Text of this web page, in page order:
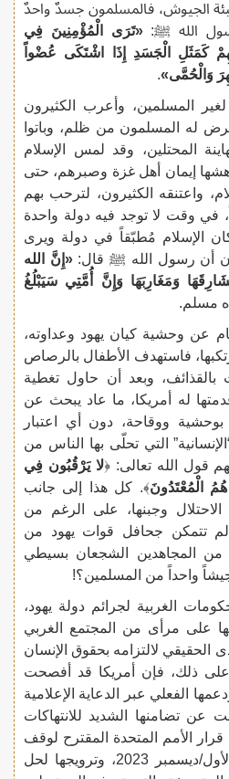
الجيوش، فالمسلمون جسدٌ واحدٌ
الله ﷺ:«تَرَى الْمُؤْمِنِينَ فِي
كَمَثَلِ الْجَسَدِ إِذَا اشْتَكَى عُضْواً
وَالْحُمَّى».
المسلمين، وأعرب الكثيرون
له المسلمون من ظلم، وباتوا
المحتلين، وقد لمس الإسلام
إيمان أهل غزة وصبرهم، حتى
واعتنقه الكثيرون، لترحب بهم
في وقت لا توجد فيه دولة واحدة
الإسلام مُطبّقاً في دولة ويرى
أن رسول الله ﷺ قال:«إِنَّ الله
وَمَغَارِبَهَا وَإِنَّ أُمَّتِي سَيَبْلُغُ
مسلم.
عن وحشية كيان يهود وعداوته،
فاستهدف الأطفال بالرصاص
وبعد أن حاول تغطية
له أمريكا، ما عاد يبحث عن
ووقاحة، دون أي اعتبار
التي تحلّى بها الناس من
قول الله تعالى: ﴿لا يَرْقُبُون فِي
الْمُعْتَدُونَ﴾. كل هذا إلى جانب
وجبنها، على الرغم من
لم تتمكن جحافل قوات يهود من
المجاهدين الشجعان بسيطي
واحداً من المسلمين؟!
الغربية لجرائم دولة يهود،
على مرأى من المجتمع الغربي
الحقيقي لالتزامه بحقوق الإنسان
ذلك، فإن أمريكا قد أفصحت
الفعلي عبر الدعاية الإعلامية
عن تضامنها الشديد للانتهاكات
الأمم المتحدة المقترح لوقف
إطلاق النار في 8 كانون الأول/ديسمبر 2023، وترويجها لحل